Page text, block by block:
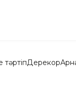
Дерекқор